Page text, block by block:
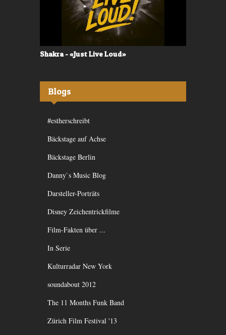
Shakra - «Just Live Loud»
Blogs
#estherschreibt
Bäckstage auf Achse
Bäckstage Berlin
Danny`s Music Blog
Darsteller-Porträts
Disney Zeichentrickfilme
Film-Fakten über ...
In Serie
Kulturradar New York
soundabout 2012
The 11 Months Funk Band
Zürich Film Festival '13